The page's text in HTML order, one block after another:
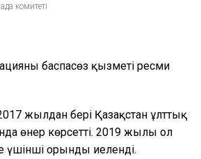
комитеті
баспасөз қызметі ресми
жылдан бері Қазақстан ұлттық
өнер көрсетті. 2019 жылы ол
үшінші орынды иеленді.